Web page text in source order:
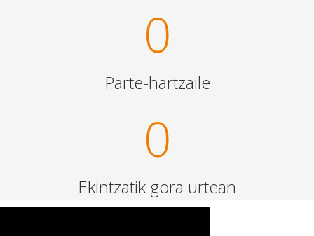
0
Parte-hartzaile
0
Ekintzatik gora urtean